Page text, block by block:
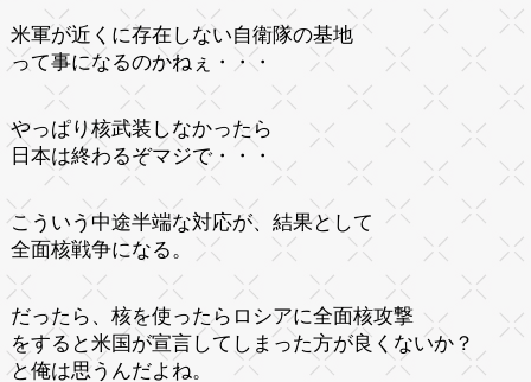
米軍が近くに存在しない自衛隊の基地
って事になるのかねぇ・・・
やっぱり核武装しなかったら
日本は終わるぞマジで・・・
こういう中途半端な対応が、結果として
全面核戦争になる。
だったら、核を使ったらロシアに全面核攻撃
をすると米国が宣言してしまった方が良くないか？
と俺は思うんだよね。